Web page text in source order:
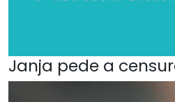
Janja pede a